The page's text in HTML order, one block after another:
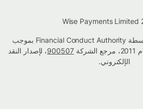
تم اعتماد شركة Wise بواسطة Financial Conduct Authority بموجب
900507، لإصدار النقد
الإلكتروني.